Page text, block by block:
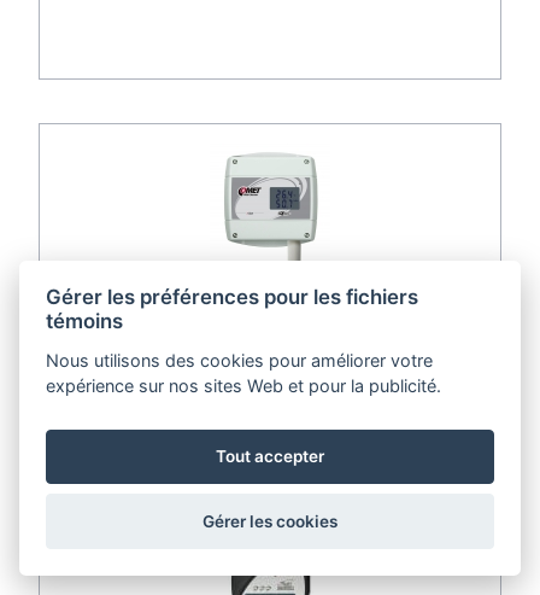
Capteur Web avec PoE - thermomètre hygromètre
distant avec interface Ethernet
code:T3610
Gérer les préférences pour les fichiers
témoins
Nous utilisons des cookies pour améliorer votre
expérience sur nos sites Web et pour la publicité.
Tout accepter
Gérer les cookies